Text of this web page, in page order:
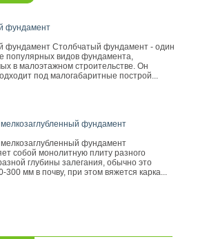
фундамент
фундамент Столбчатый фундамент - один
популярных видов фундамента,
в малоэтажном строительстве. Он
под малогабаритные построй...
фундамент
фундамент
собой монолитную плиту разного
глубины залегания, обычно это
300 мм в почву, при этом вяжется карка...